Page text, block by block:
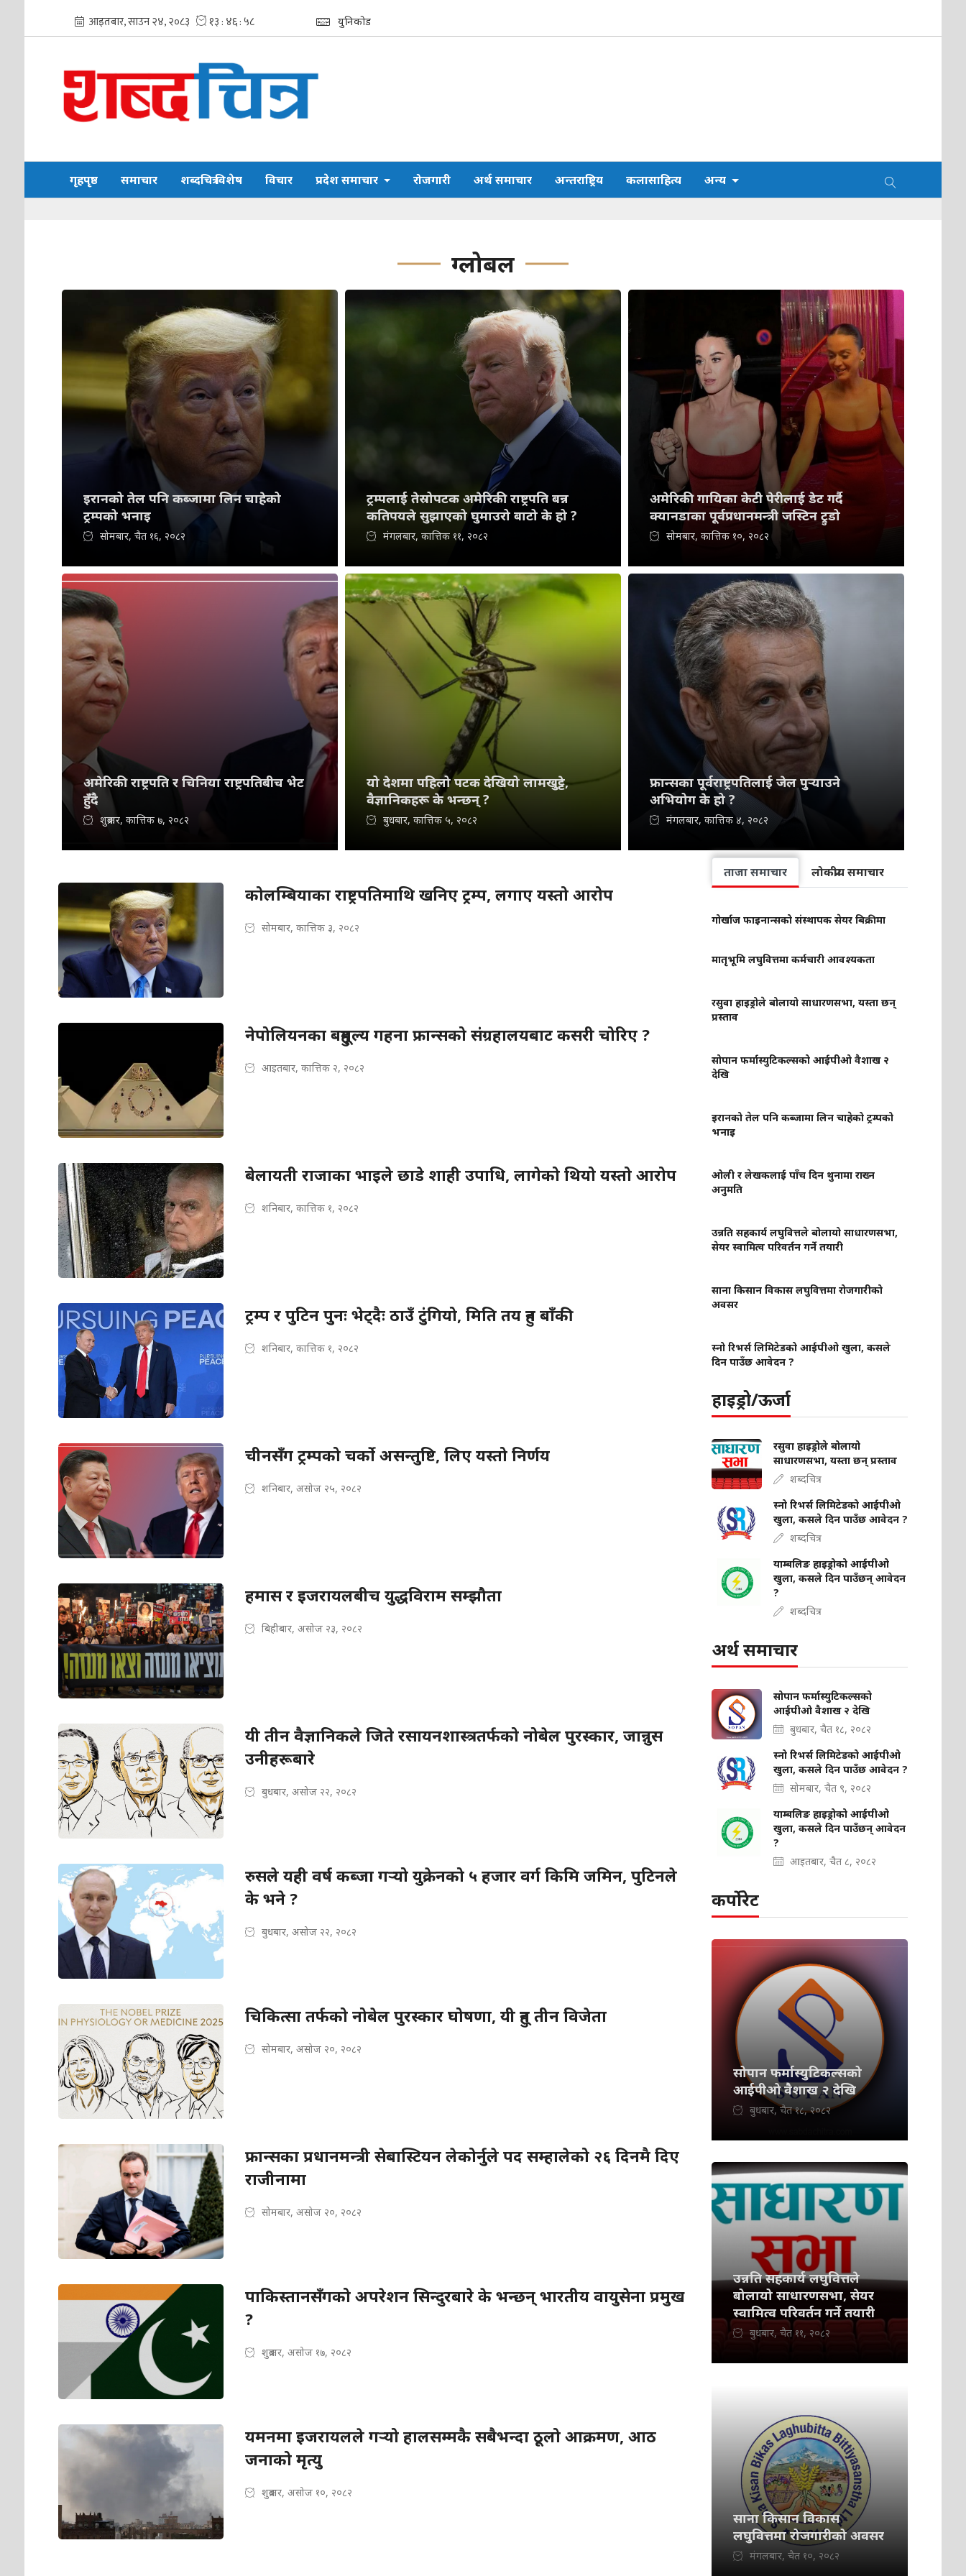
युनिकोड
गृहपृष्ठ समाचार शब्दचित्र विशेष विचार प्रदेश समाचार रोजगारी अर्थ समाचार अन्तराष्ट्रिय कलासाहित्य अन्य
ग्लोबल
इरानको तेल पनि कब्जामा लिन चाहेको
ट्रम्पको भनाइ
सोमबार, चैत १६, २०८२
ट्रम्पलाई तेस्रोपटक अमेरिकी राष्ट्रपति बन्न
कतिपयले सुझाएको घुमाउरो बाटो के हो ?
मंगलबार, कात्तिक ११, २०८२
अमेरिकी गायिका केटी पेरीलाई डेट गर्दै
क्यानडाका पूर्वप्रधानमन्त्री जस्टिन ट्रुडो
सोमबार, कात्तिक १०, २०८२
अमेरिकी राष्ट्रपति र चिनिया राष्ट्रपतिबीच भेट
हुँदै
शुक्रबार, कात्तिक ७, २०८२
यो देशमा पहिलो पटक देखियो लामखुट्टे,
वैज्ञानिकहरू के भन्छन् ?
बुधबार, कात्तिक ५, २०८२
फ्रान्सका पूर्वराष्ट्रपतिलाई जेल पुर्‍याउने
अभियोग के हो ?
मंगलबार, कात्तिक ४, २०८२
कोलम्बियाका राष्ट्रपतिमाथि खनिए ट्रम्प, लगाए यस्तो आरोप
सोमबार, कात्तिक ३, २०८२
नेपोलियनका बहुमूल्य गहना फ्रान्सको संग्रहालयबाट कसरी चोरिए ?
आइतबार, कात्तिक २, २०८२
बेलायती राजाका भाइले छाडे शाही उपाधि, लागेको थियो यस्तो आरोप
शनिबार, कात्तिक १, २०८२
ट्रम्प र पुटिन पुनः भेट्दैः ठाउँ टुंगियो, मिति तय हुन बाँकी
शनिबार, कात्तिक १, २०८२
चीनसँग ट्रम्पको चर्को असन्तुष्टि, लिए यस्तो निर्णय
शनिबार, असोज २५, २०८२
हमास र इजरायलबीच युद्धविराम सम्झौता
बिहीबार, असोज २३, २०८२
यी तीन वैज्ञानिकले जिते रसायनशास्त्रतर्फको नोबेल पुरस्कार, जान्नुस
उनीहरूबारे
बुधबार, असोज २२, २०८२
रुसले यही वर्ष कब्जा गर्‍यो युक्रेनको ५ हजार वर्ग किमि जमिन, पुटिनले
के भने ?
बुधबार, असोज २२, २०८२
चिकित्सा तर्फको नोबेल पुरस्कार घोषणा, यी हुन् तीन विजेता
सोमबार, असोज २०, २०८२
फ्रान्सका प्रधानमन्त्री सेबास्टियन लेकोर्नुले पद सम्हालेको २६ दिनमै दिए
राजीनामा
सोमबार, असोज २०, २०८२
पाकिस्तानसँगको अपरेशन सिन्दुरबारे के भन्छन् भारतीय वायुसेना प्रमुख
?
शुक्रबार, असोज १७, २०८२
यमनमा इजरायलले गर्‍यो हालसम्मकै सबैभन्दा ठूलो आक्रमण, आठ
जनाको मृत्यु
शुक्रबार, असोज १०, २०८२
ताजा समाचार लोकप्रीय समाचार
गोर्खाज फाइनान्सको संस्थापक सेयर बिक्रीमा
मातृभूमि लघुवित्तमा कर्मचारी आवश्यकता
रसुवा हाइड्रोले बोलायो साधारणसभा, यस्ता छन्
प्रस्ताव
सोपान फर्मास्युटिकल्सको आईपीओ वैशाख २
देखि
इरानको तेल पनि कब्जामा लिन चाहेको ट्रम्पको
भनाइ
ओली र लेखकलाई पाँच दिन थुनामा राख्न
अनुमति
उन्नति सहकार्य लघुवित्तले बोलायो साधारणसभा,
सेयर स्वामित्व परिवर्तन गर्ने तयारी
साना किसान विकास लघुवित्तमा रोजगारीको
अवसर
स्नो रिभर्स लिमिटेडको आईपीओ खुला, कसले
दिन पाउँछ आवेदन ?
हाइड्रो/ऊर्जा
रसुवा हाइड्रोले बोलायो
साधारणसभा, यस्ता छन् प्रस्ताव
शब्दचित्र
स्नो रिभर्स लिमिटेडको आईपीओ
खुला, कसले दिन पाउँछ आवेदन ?
शब्दचित्र
याम्बलिङ हाइड्रोको आईपीओ
खुला, कसले दिन पाउँछन् आवेदन
?
शब्दचित्र
अर्थ समाचार
सोपान फर्मास्युटिकल्सको
आईपीओ वैशाख २ देखि
बुधबार, चैत १८, २०८२
स्नो रिभर्स लिमिटेडको आईपीओ
खुला, कसले दिन पाउँछ आवेदन ?
सोमबार, चैत ९, २०८२
याम्बलिङ हाइड्रोको आईपीओ
खुला, कसले दिन पाउँछन् आवेदन
?
आइतबार, चैत ८, २०८२
कर्पोरेट
सोपान फर्मास्युटिकल्सको
आईपीओ वैशाख २ देखि
बुधबार, चैत १८, २०८२
उन्नति सहकार्य लघुवित्तले
बोलायो साधारणसभा, सेयर
स्वामित्व परिवर्तन गर्ने तयारी
बुधबार, चैत ११, २०८२
साना किसान विकास
लघुवित्तमा रोजगारीको अवसर
मंगलबार, चैत १०, २०८२